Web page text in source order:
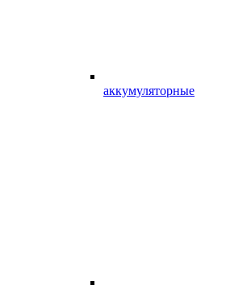
аккумуляторные